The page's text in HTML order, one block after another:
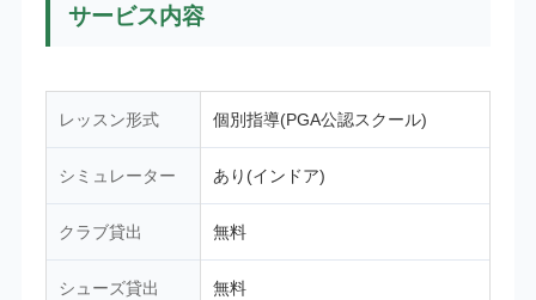
サービス内容
レッスン形式 個別指導(PGA公認スクール)
シミュレーター あり(インドア)
クラブ貸出 無料
シューズ貸出 無料